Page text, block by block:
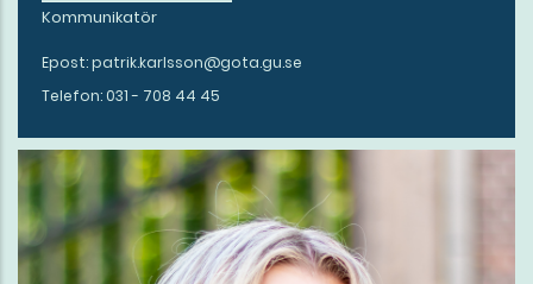
Kommunikatör
Epost: patrik.karlsson@gota.gu.se
Telefon: 031 - 708 44 45